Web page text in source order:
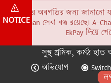
NOTICE
সকলের অবগতির জন্য জানানো
Chalaan সেবা বন্ধ রয়েছে। A-
EkPay দিয়ে
সুস্থ শ্রমিক, কর্মঠ
অভিযোগ